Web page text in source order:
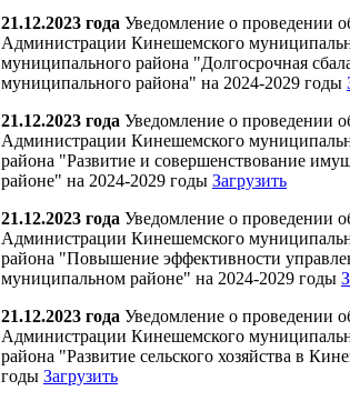
21.12.2023 года Уведомление о проведении
Администрации Кинешемского
муниципального района "Долгосрочная
муниципального района" на 2024-2029 годы
21.12.2023 года Уведомление о проведении
Администрации Кинешемского
района "Развитие и совершенствование
районе" на 2024-2029 годы Загрузить
21.12.2023 года Уведомление о проведении
Администрации Кинешемского
района "Повышение эффективности
муниципальном районе" на 2024-2029 годы
21.12.2023 года Уведомление о проведении
Администрации Кинешемского
района "Развитие сельского хозяйства в
годы Загрузить